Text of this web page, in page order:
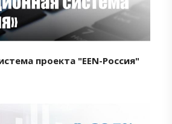
проекта "EEN-Россия"